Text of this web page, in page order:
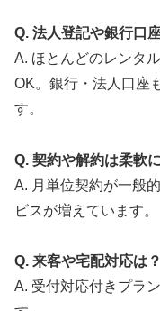
Q. 法人登記や銀行口
A. ほとんどのレンタ
OK。銀行・法人口座
す。
Q. 契約や解約は柔軟
A. 月単位契約が一般
ビスが増えています。
Q. 来客や宅配対応は？
A. 受付対応付きプラ